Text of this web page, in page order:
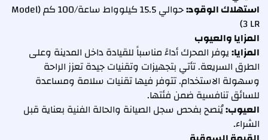
استهلاك الوقود:
حوالي 15.5 كيلوواط ساعة/100 كم (Model
3 LR)
المزايا والعيوب
المزايا:يوفر المحرك أداءً مناسباً للقيادة داخل المدينة وعلى
الطرق السريعة. تأتي بتجهيزات وتقنيات جيدة تعزز الراحة
وسهولة الاستخدام. تتوفر فيها تقنيات سلامة ومساعدة
للسائق تنافسية ضمن فئتها.
العيوب:يُنصح بفحص سجل الصيانة والحالة الفنية بعناية قبل
الشراء.